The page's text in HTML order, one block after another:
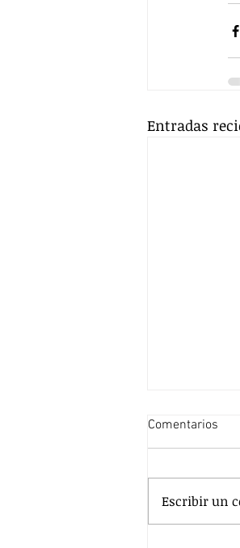
Entradas
Comentarios
Escribir un